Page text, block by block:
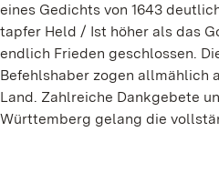
eines Gedichts von 1643
tapfer Held / Ist höher als das
endlich Frieden geschlossen.
Befehlshaber zogen allmählich
Land. Zahlreiche Dankgebete
Württemberg gelang die